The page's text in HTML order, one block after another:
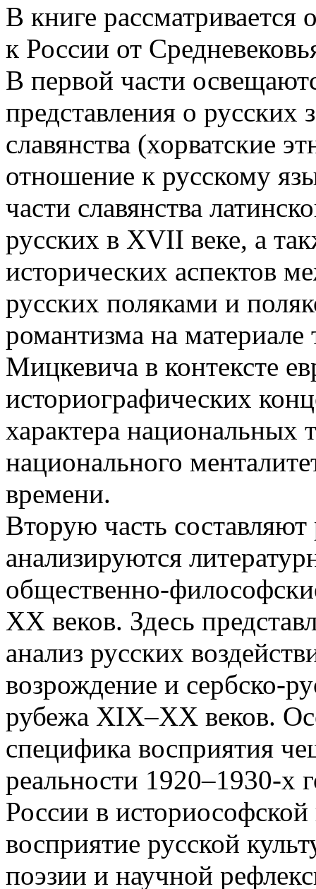
В книге рассматривается
к России от
В первой части
представления о
славянства (хорватские
отношение к рус­скому
части славянства
русских в XVII веке, а
исторических аспектов
русских поляками и
романтизма на
Мицкевича в кон­тексте
историографических
характера
национального
времени.
Вторую часть
анализируются
общественно-
XX веков. Здесь
анализ русских
возрождение и сербско-
рубежа XIX–XX веков.
специфика восприятия
реальности 1920–1930-х
России в
восприятие русской
поэзии и научной